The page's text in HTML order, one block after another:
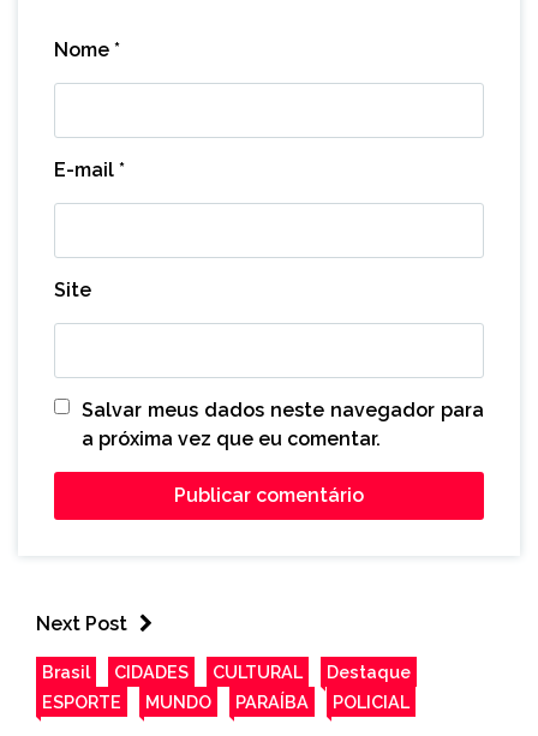
Nome *
E-mail *
Site
Salvar meus dados neste navegador para
a próxima vez que eu comentar.
Next Post
Brasil CIDADES CULTURAL
Destaque
ESPORTE
MUNDO PARAÍBA POLICIAL